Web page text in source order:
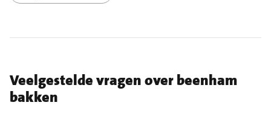
Veelgestelde vragen over beenham
bakken